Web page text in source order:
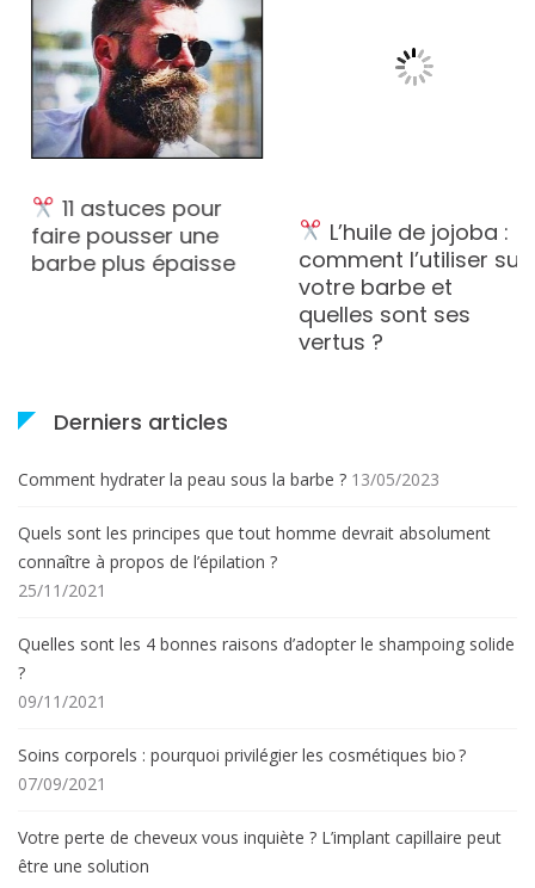
11 astuces pour
faire pousser une
barbe plus épaisse
L’huile de jojoba :
comment l’utiliser sur
votre barbe et
quelles sont ses
vertus ?
Derniers articles
Comment hydrater la peau sous la barbe ? 13/05/2023
Quels sont les principes que tout homme devrait absolument
connaître à propos de l’épilation ?
25/11/2021
Quelles sont les 4 bonnes raisons d’adopter le shampoing solide
?
09/11/2021
Soins corporels : pourquoi privilégier les cosmétiques bio ?
07/09/2021
Votre perte de cheveux vous inquiète ? L’implant capillaire peut
être une solution